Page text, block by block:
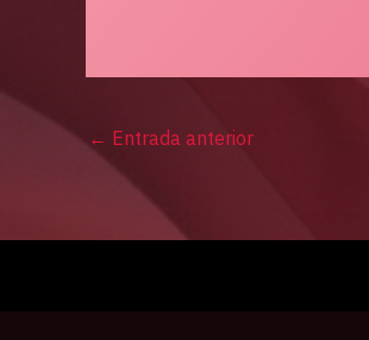
← Entrada anterior